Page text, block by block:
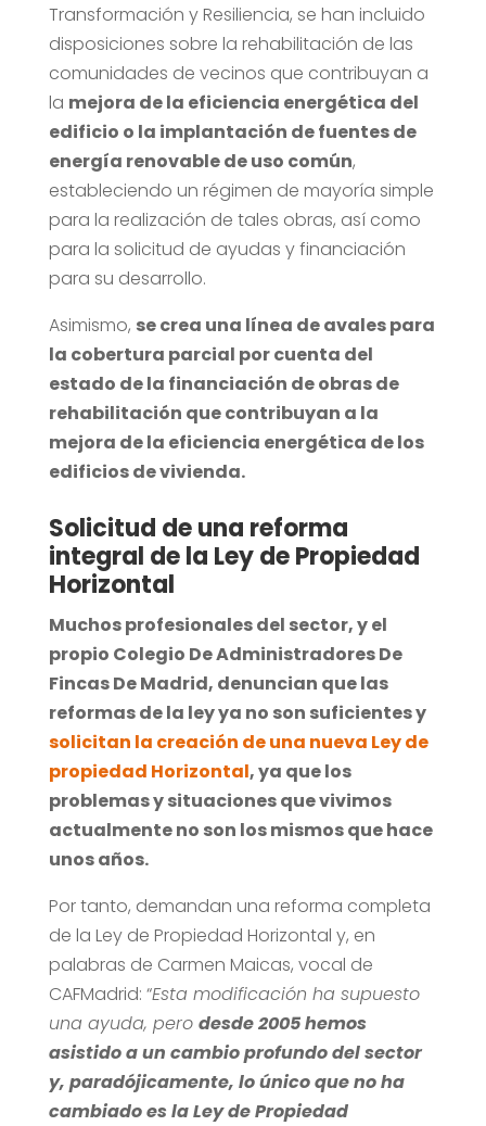
Transformación y Resiliencia, se han incluido
disposiciones sobre la rehabilitación de las
comunidades de vecinos que contribuyan a
la mejora de la eficiencia energética del
edificio o la implantación de fuentes de
energía renovable de uso común,
estableciendo un régimen de mayoría simple
para la realización de tales obras, así como
para la solicitud de ayudas y financiación
para su desarrollo.
Asimismo, se crea una línea de avales para
la cobertura parcial por cuenta del
estado de la financiación de obras de
rehabilitación que contribuyan a la
mejora de la eficiencia energética de los
edificios de vivienda.
Solicitud de una reforma
integral de la Ley de Propiedad
Horizontal
Muchos profesionales del sector, y el
propio Colegio De Administradores De
Fincas De Madrid, denuncian que las
reformas de la ley ya no son suficientes y
solicitan la creación de una nueva Ley de
propiedad Horizontal, ya que los
problemas y situaciones que vivimos
actualmente no son los mismos que hace
unos años.
Por tanto, demandan una reforma completa
de la Ley de Propiedad Horizontal y, en
palabras de Carmen Maicas, vocal de
CAFMadrid: “Esta modificación ha supuesto
una ayuda, pero desde 2005 hemos
asistido a un cambio profundo del sector
y, paradójicamente, lo único que no ha
cambiado es la Ley de Propiedad